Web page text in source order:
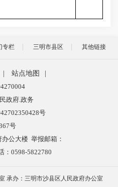
专栏 三明市县区 其他链接
站点地图
政府.政务
号
号
公大楼 举报邮箱：
：0598-5822780
承办：三明市沙县区人民政府办公室